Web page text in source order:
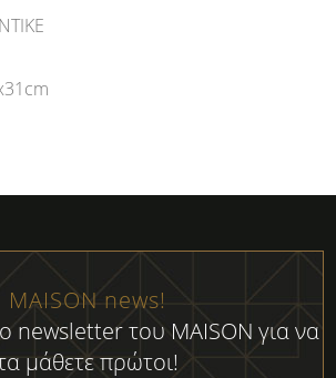
MAISON news!
newsletter του MAISON για να
μάθετε πρώτοι!